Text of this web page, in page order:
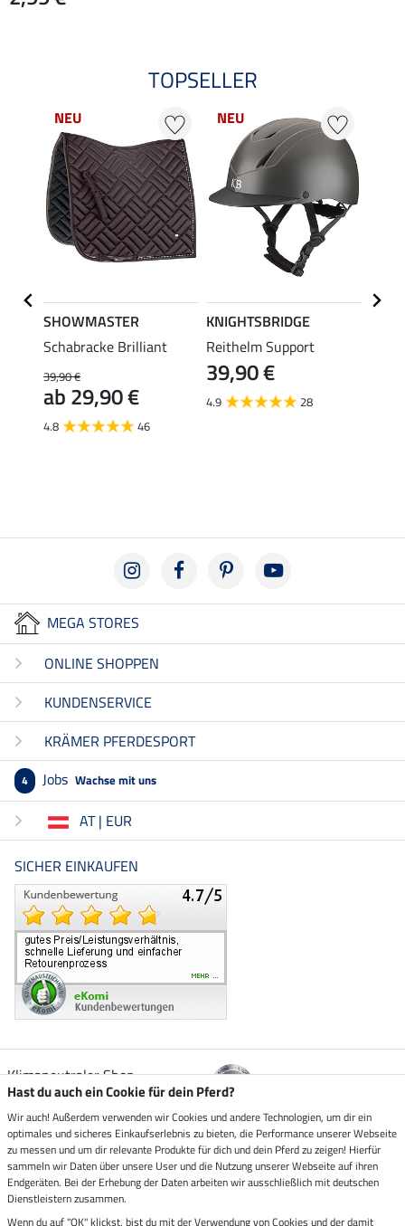
TOPSELLER
NEU
SHOWMASTER
Schabracke Brilliant
39,90 €
ab 29,90 €
4.8 46
NEU
KNIGHTSBRIDGE
Reithelm Support
39,90 €
4.9 28
MEGA STORES
ONLINE SHOPPEN
KUNDENSERVICE
KRÄMER PFERDESPORT
4 Jobs Wachse mit uns
AT | EUR
SICHER EINKAUFEN
Klimaneutraler Shop
Zustellung durch
Sicher bezahlen mit
Hast du auch ein Cookie für dein Pferd?
Wir auch! Außerdem verwenden wir Cookies und andere Technologien, um dir ein
optimales und sicheres Einkaufserlebnis zu bieten, die Performance unserer Webseite
zu messen und um dir relevante Produkte für dich und dein Pferd zu zeigen! Hierfür
sammeln wir Daten über unsere User und die Nutzung unserer Webseite auf ihren
Endgeräten. Bei der Erhebung der Daten arbeiten wir ausschließlich mit deutschen
Dienstleistern zusammen.
Wenn du auf "OK" klickst, bist du mit der Verwendung von Cookies und der damit